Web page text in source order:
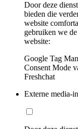
Door deze
bieden die
website
gebruiken we
website:
Google Tag
Consent Mode
Freshchat
Externe media-